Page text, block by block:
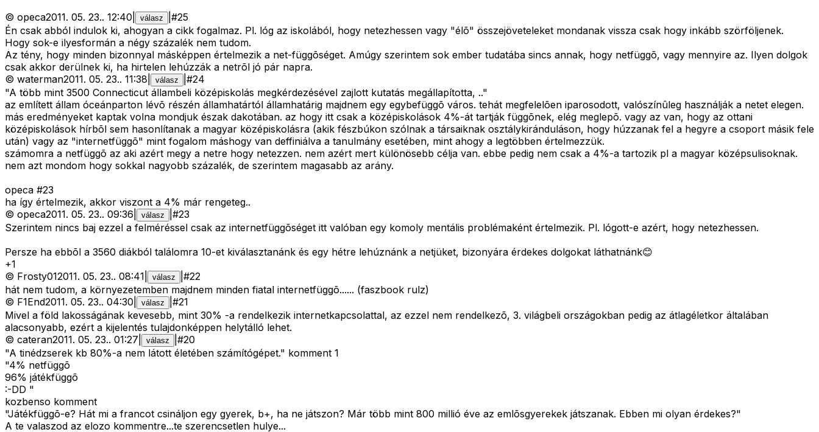
© opeca2011. 05. 23.. 12:40 válasz #25
Én csak abból indulok ki, ahogyan a cikk fogalmaz. Pl. lóg az iskolából, hogy netezhessen vagy "élõ" összejöveteleket mondanak vissza csak hogy inkább szörföljenek.
Hogy sok-e ilyesformán a négy százalék nem tudom.
Az tény, hogy minden bizonnyal másképpen értelmezik a net-függõséget. Amúgy szerintem sok ember tudatába sincs annak, hogy netfüggõ, vagy mennyire az. Ilyen dolgok
csak akkor derülnek ki, ha hirtelen lehúzzák a netrõl jó pár napra.
© waterman2011. 05. 23.. 11:38 válasz #24
"A több mint 3500 Connecticut állambeli középiskolás megkérdezésével zajlott kutatás megállapította, .."
az említett állam óceánparton lévõ részén államhatártól államhatárig majdnem egy egybefüggõ város. tehát megfelelõen iparosodott, valószínûleg használják a netet elegen.
más eredményeket kaptak volna mondjuk észak dakotában. az hogy itt csak a középiskolások 4%-át tartják függõnek, elég meglepõ. vagy az van, hogy az ottani
középiskolások hírbõl sem hasonlítanak a magyar középiskolásra (akik fészbúkon szólnak a társaiknak osztálykiránduláson, hogy húzzanak fel a hegyre a csoport másik fele
után) vagy az "internetfüggõ" mint fogalom máshogy van deffiniálva a tanulmány esetében, mint ahogy a legtöbben értelmezzük.
számomra a netfüggõ az aki azért megy a netre hogy netezzen. nem azért mert különösebb célja van. ebbe pedig nem csak a 4%-a tartozik pl a magyar középsulisoknak.
nem azt mondom hogy sokkal nagyobb százalék, de szerintem magasabb az arány.
opeca #23
ha így értelmezik, akkor viszont a 4% már rengeteg..
© opeca2011. 05. 23.. 09:36 válasz #23
Szerintem nincs baj ezzel a felméréssel csak az internetfüggõséget itt valóban egy komoly mentális problémaként értelmezik. Pl. lógott-e azért, hogy netezhessen.
Persze ha ebbõl a 3560 diákból találomra 10-et kiválasztanánk és egy hétre lehúznánk a netjüket, bizonyára érdekes dolgokat láthatnánk😊
+1
© Frosty012011. 05. 23.. 08:41 válasz #22
hát nem tudom, a környezetemben majdnem minden fiatal internetfüggõ...... (faszbook rulz)
© F1End2011. 05. 23.. 04:30 válasz #21
Mivel a föld lakosságának kevesebb, mint 30% -a rendelkezik internetkapcsolattal, az ezzel nem rendelkezõ, 3. világbeli országokban pedig az átlagéletkor általában
alacsonyabb, ezért a kijelentés tulajdonképpen helytálló lehet.
© cateran2011. 05. 23.. 01:27 válasz #20
"A tinédzserek kb 80%-a nem látott életében számítógépet." komment 1
"4% netfüggõ
96% játékfüggõ
:-DD "
kozbenso komment
"Játékfüggõ-e? Hát mi a francot csináljon egy gyerek, b+, ha ne játszon? Már több mint 800 millió éve az emlõsgyerekek játszanak. Ebben mi olyan érdekes?"
A te valaszod az elozo kommentre...te szerencsetlen hulye...